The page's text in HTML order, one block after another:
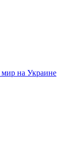
на Украине